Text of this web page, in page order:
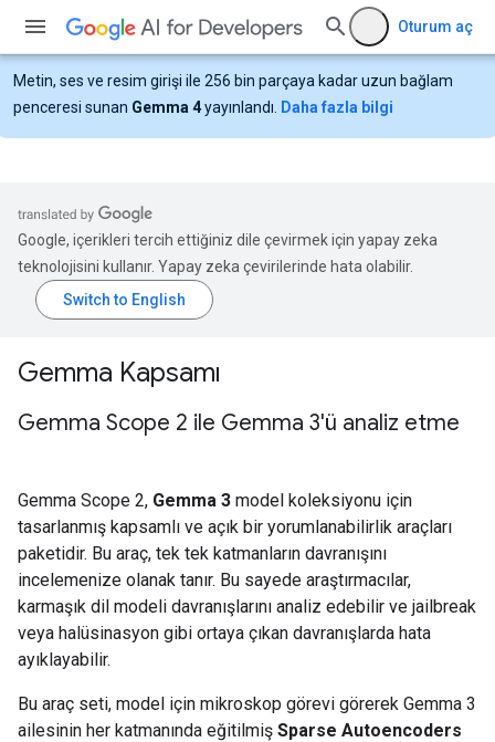
Oturum aç
Metin, ses ve resim girişi ile 256 bin parçaya kadar uzun bağlam
penceresi sunan Gemma 4yayınlandı. Daha fazla bilgi
Google, içerikleri tercih ettiğiniz dile çevirmek için yapay zeka
teknolojisini kullanır. Yapay zeka çevirilerinde hata olabilir.
Gemma Kapsamı
Gemma Scope 2 ile Gemma 3'ü analiz etme
Gemma Scope 2, Gemma 3 model koleksiyonu için
tasarlanmış kapsamlı ve açık bir yorumlanabilirlik araçları
paketidir. Bu araç, tek tek katmanların davranışını
incelemenize olanak tanır. Bu sayede araştırmacılar,
karmaşık dil modeli davranışlarını analiz edebilir ve jailbreak
veya halüsinasyon gibi ortaya çıkan davranışlarda hata
ayıklayabilir.
Bu araç seti, model için mikroskop görevi görerek Gemma 3
ailesinin her katmanında eğitilmiş Sparse Autoencoders